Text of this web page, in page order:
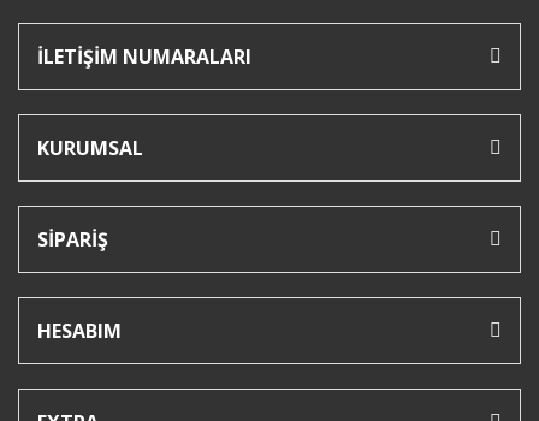
İLETİŞİM NUMARALARI
KURUMSAL
SİPARİŞ
HESABIM